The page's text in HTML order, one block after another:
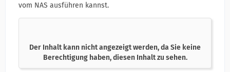
vom NAS ausführen kannst.
Der Inhalt kann nicht angezeigt werden, da Sie keine
Berechtigung haben, diesen Inhalt zu sehen.